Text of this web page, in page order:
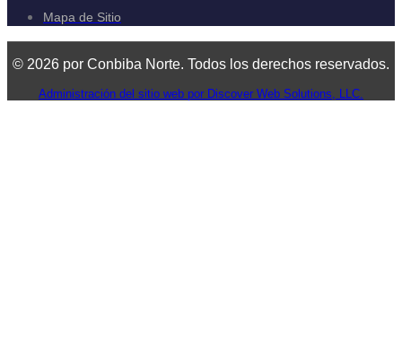
Mapa de Sitio
© 2026 por Conbiba Norte. Todos los derechos reservados.
Administración del sitio web por Discover Web Solutions, LLC.